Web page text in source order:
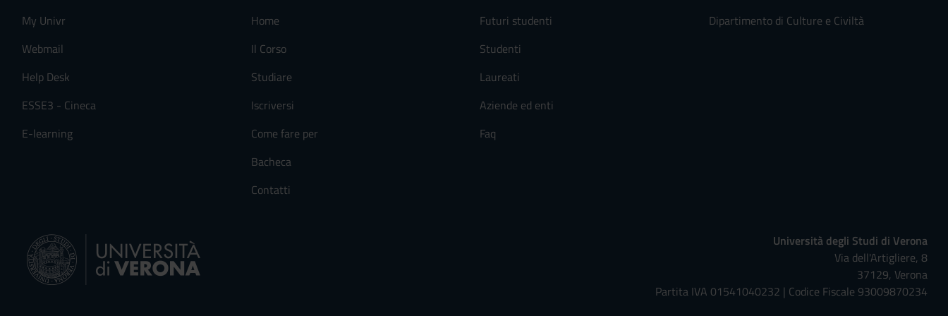
My Univr
Webmail
Help Desk
ESSE3 - Cineca
E-learning
Home
Il Corso
Studiare
Iscriversi
Come fare per
Bacheca
Contatti
Futuri studenti
Studenti
Laureati
Aziende ed enti
Faq
Dipartimento di Culture e Civiltà
Università degli Studi di Verona
Via dell'Artigliere, 8
37129, Verona
Partita IVA 01541040232 | Codice Fiscale 93009870234